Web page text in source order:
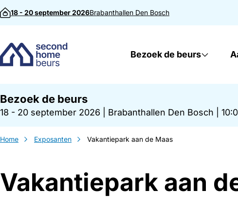
Direct naar inhoud
18 - 20 september 2026Brabanthallen Den Bosch
Bezoek de beurs
Bezoek de beurs
18 - 20 september 2026 Brabanthallen Den Bosch
Home Exposanten Vakantiepark aan de Maas
Vakantiepark aan